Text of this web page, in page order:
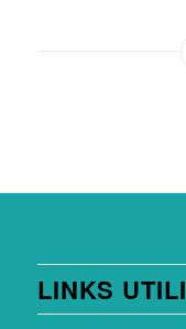
LINKS UTILI